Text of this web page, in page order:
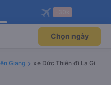
ngay!
viên độc
Mở app
máy bay qua
Mở app
Chọn ngày
Giang
xe Đức Thiên đi La Gi